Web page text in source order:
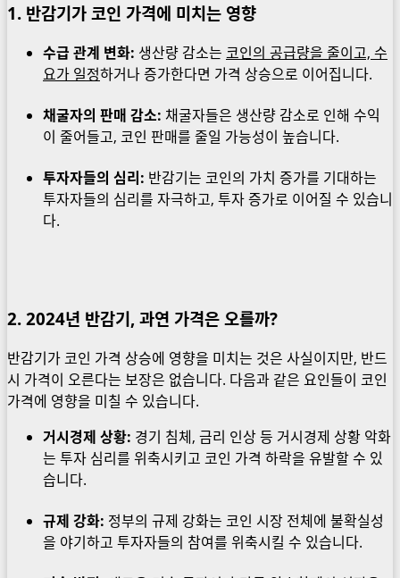
1. 반감기가 코인 가격에 미치는 영향
수급 관계 변화: 생산량 감소는 코인의 공급량을 줄이고, 수
요가 일정하거나 증가한다면 가격 상승으로 이어집니다.
채굴자의 판매 감소: 채굴자들은 생산량 감소로 인해 수익
이 줄어들고, 코인 판매를 줄일 가능성이 높습니다.
투자자들의 심리: 반감기는 코인의 가치 증가를 기대하는
투자자들의 심리를 자극하고, 투자 증가로 이어질 수 있습니
다.
2. 2024년 반감기, 과연 가격은 오를까?
반감기가 코인 가격 상승에 영향을 미치는 것은 사실이지만, 반드
시 가격이 오른다는 보장은 없습니다. 다음과 같은 요인들이 코인
가격에 영향을 미칠 수 있습니다.
거시경제 상황: 경기 침체, 금리 인상 등 거시경제 상황 악화
는 투자 심리를 위축시키고 코인 가격 하락을 유발할 수 있
습니다.
규제 강화: 정부의 규제 강화는 코인 시장 전체에 불확실성
을 야기하고 투자자들의 참여를 위축시킬 수 있습니다.